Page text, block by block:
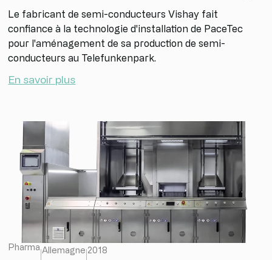
Le fabricant de semi-conducteurs Vishay fait
confiance à la technologie d'installation de PaceTec
pour l'aménagement de sa production de semi-
conducteurs au Telefunkenpark.
En savoir plus
Pharma Allemagne 2018